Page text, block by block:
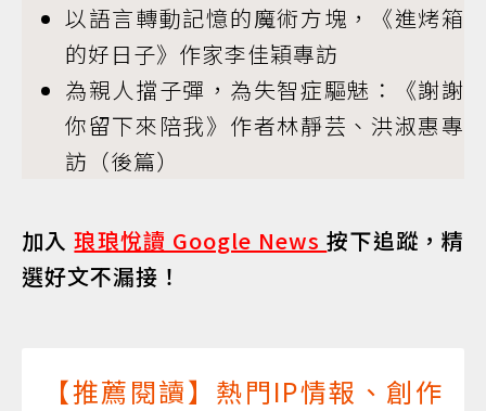
以語言轉動記憶的魔術方塊，《進烤箱
的好日子》作家李佳穎專訪
為親人擋子彈，為失智症驅魅：《謝謝
你留下來陪我》作者林靜芸、洪淑惠專
訪（後篇）
加入琅琅悅讀 Google News按下追蹤，精
選好文不漏接！
【推薦閱讀】熱門IP情報、創作